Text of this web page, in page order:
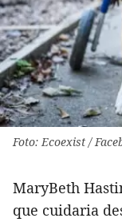
Foto: Ecoexist /
MaryBeth
que cuidaria